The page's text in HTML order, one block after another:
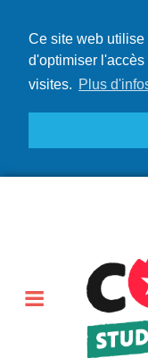
Ce site web
d'optimiser
visites. Plus